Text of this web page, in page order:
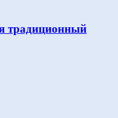
традиционный